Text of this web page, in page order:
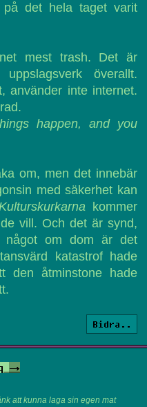
det hela taget varit
mest trash. Det är
uppslagsverk överallt.
använder inte internet.
happen, and you
om, men det innebär
med säkerhet kan
kommer
vill. Och det är synd,
något om dom är det
katastrof hade
den åtminstone hade
Bidra..
->
att kunna laga sin egen mat